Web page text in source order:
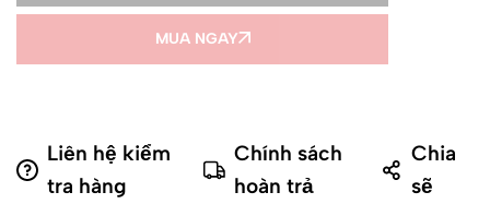
MUA NGAY
Liên hệ kiểm
tra hàng
Chính sách
hoàn trả
Chia
sẽ